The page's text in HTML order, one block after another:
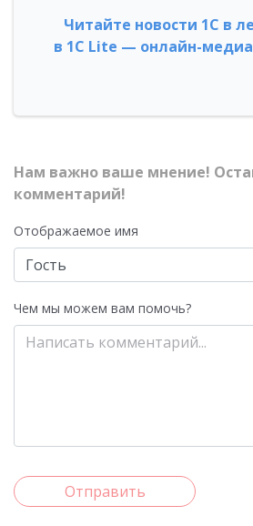
Читайте новости 1С в
в 1С Lite — онлайн-
Нам важно ваше мнение!
комментарий!
Отображаемое имя
Чем мы можем вам помочь?
Отправить